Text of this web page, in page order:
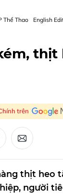
Thể Thao English
thịt
trên
thịt heo
người